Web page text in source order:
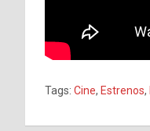
Tags: Cine, Estrenos,